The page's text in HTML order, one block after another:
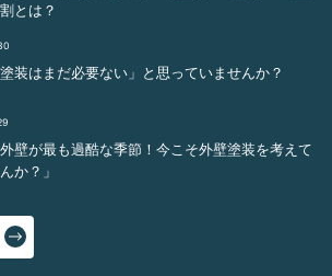
とは？
塗装はまだ必要ない」と思っていませんか？
外壁が最も過酷な季節！今こそ外壁塗装を考えて
か？」